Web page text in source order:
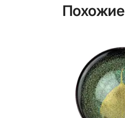
Похожие